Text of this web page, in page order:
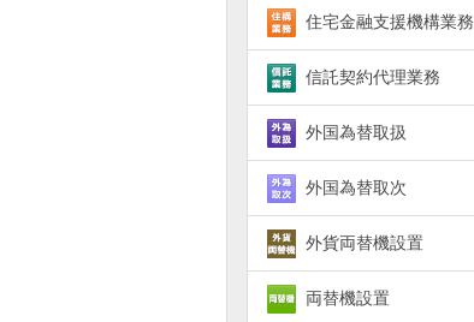
住宅金融支援機構業務
信託契約代理業務
外国為替取扱
外国為替取次
外貨両替機設置
両替機設置